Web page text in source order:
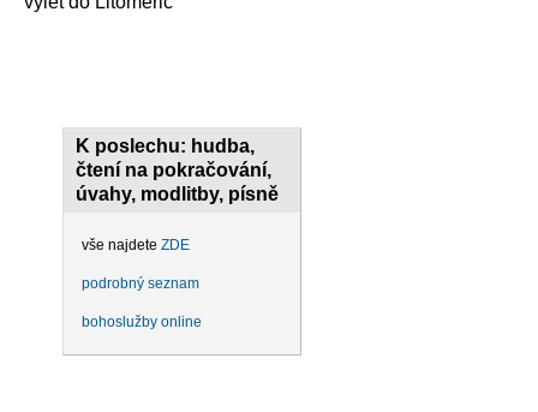
K poslechu: hudba,
čtení na pokračování,
úvahy, modlitby, písně
vše najdete ZDE
podrobný seznam
bohoslužby online